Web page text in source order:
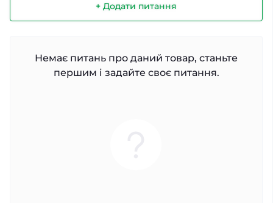
+ Додати питання
Немає питань про даний товар, станьте
першим і задайте своє питання.